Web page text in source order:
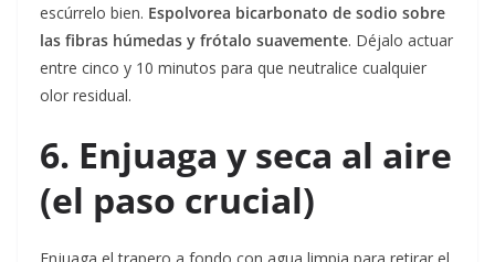
escúrrelo bien. Espolvorea bicarbonato de sodio sobre
las fibras húmedas y frótalo suavemente. Déjalo actuar
entre cinco y 10 minutos para que neutralice cualquier
olor residual.
6. Enjuaga y seca al aire
(el paso crucial)